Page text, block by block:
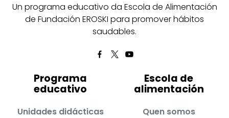
Un programa educativo da Escola de Alimentación
de Fundación EROSKI para promover hábitos
saudables.
Programa
educativo
Unidades didácticas
Escola de
alimentación
Quen somos